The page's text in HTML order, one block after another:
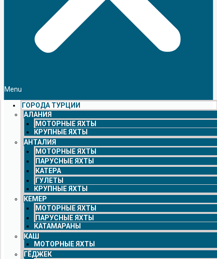
Menu
ГОРОДА ТУРЦИИ
АЛАНИЯ
МОТОРНЫЕ ЯХТЫ
КРУПНЫЕ ЯХТЫ
АНТАЛИЯ
МОТОРНЫЕ ЯХТЫ
ПАРУСНЫЕ ЯХТЫ
КАТЕРА
ГУЛЕТЫ
КРУПНЫЕ ЯХТЫ
КЕМЕР
МОТОРНЫЕ ЯХТЫ
ПАРУСНЫЕ ЯХТЫ
КАТАМАРАНЫ
КАШ
МОТОРНЫЕ ЯХТЫ
ГЁДЖЕК